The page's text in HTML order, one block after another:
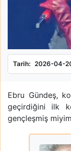
Tarih: 2026-04-
Ebru Gündeş,
geçirdiğini ilk
gençleşmiş